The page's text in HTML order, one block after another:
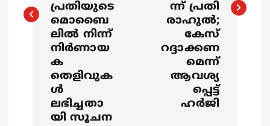
n
പ്രതിയുടെ
മൊബൈ
ലിൽ നിന്ന്
നിർണായ
ക
തെളിവുക
ൾ
ലഭിച്ചതാ
യി സൂചന
ന്ന് പ്രതി
രാഹുൽ;
കേസ്
റദ്ദാക്കണ
മെന്ന്
ആവശ്യ
പ്പെട്ട്
ഹർജി